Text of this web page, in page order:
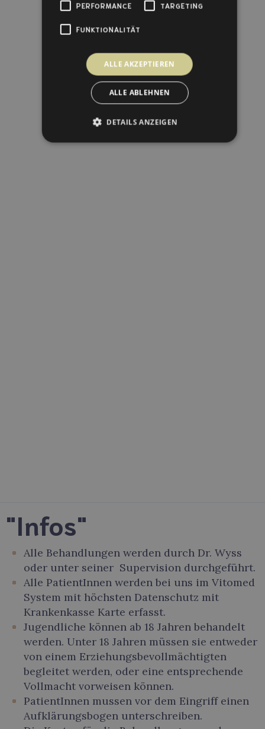
"Infos"
Alle Behandlungen werden durch Dr. Wyss
oder unter seiner Supervision durchgeführt.
Alle PatientInnen werden bei uns im Vitomed
System mit höchsten Datenschutz mit
Krankenkasse Karte erfasst.
Jugendliche können ab 18 Jahren behandelt
werden. Unter 18 Jahren müssen sie entweder
von einem Erziehungsbevollmächtigten
begleitet werden, oder eine entsprechende
Vollmacht vorweisen können.
PatientInnen mussen vor dem Eingriff einen
Aufklärungsbogen unterschreiben.
PERFORMANCE TARGETING
FUNKTIONALITÄT
ALLE AKZEPTIEREN
ALLE ABLEHNEN
DETAILS ANZEIGEN